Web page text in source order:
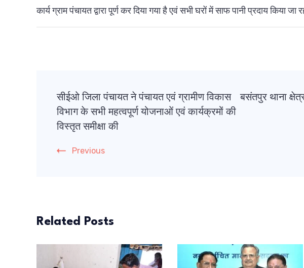
कार्य ग्राम पंचायत द्वारा पूर्ण कर दिया गया है एवं सभी घरों में साफ पानी प्रदाय किया जा
Navigation
सीईओ जिला पंचायत ने पंचायत एवं ग्रामीण विकास
विभाग के सभी महत्वपूर्ण योजनाओं एवं कार्यक्रमों की
विस्तृत समीक्षा की
Previous
बसंतपुर थाना
Related Posts